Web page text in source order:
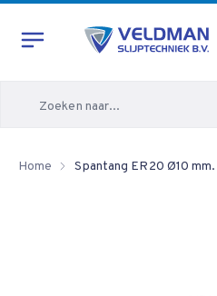
Home Spantang ER20 Ø10 mm.